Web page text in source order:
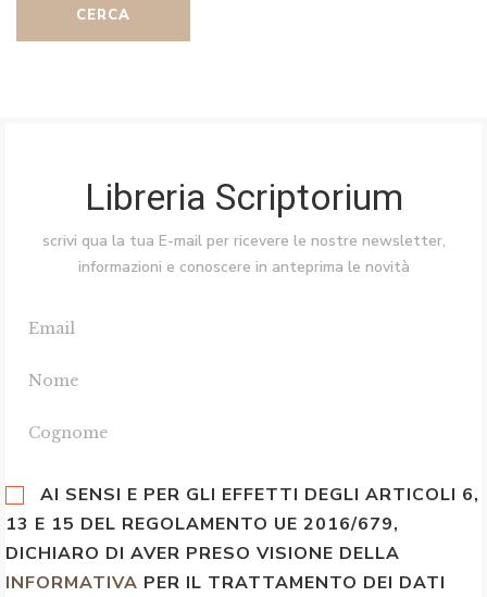
CERCA
Libreria Scriptorium
scrivi qua la tua E-mail per ricevere le nostre newsletter,
informazioni e conoscere in anteprima le novità
AI SENSI E PER GLI EFFETTI DEGLI ARTICOLI 6,
13 E 15 DEL REGOLAMENTO UE 2016/679,
DICHIARO DI AVER PRESO VISIONE DELLA
INFORMATIVA PER IL TRATTAMENTO DEI DATI